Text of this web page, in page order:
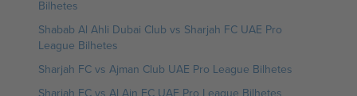
Bilhetes
Shabab Al Ahli Dubai Club vs Sharjah FC UAE Pro
League Bilhetes
Sharjah FC vs Ajman Club UAE Pro League Bilhetes
Sharjah FC vs Al Ain FC UAE Pro League Bilhetes